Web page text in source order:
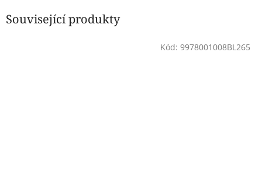
Související produkty
Kód: 9978001008BL265